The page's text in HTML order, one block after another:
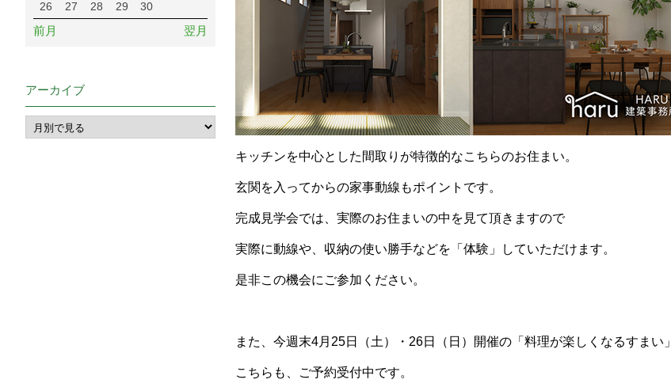
キッチンを中心とした間取りが特徴的なこちらのお住まい。
玄関を入ってからの家事動線もポイントです。
完成見学会では、実際のお住まいの中を見て頂きますので
実際に動線や、収納の使い勝手などを「体験」していただけます。
是非この機会にご参加ください。
また、今週末4月25日（土）・26日（日）開催の「料理が楽しくなるすまい」
こちらも、ご予約受付中です。
26
27 28 29 30
前月 翌月
アーカイブ